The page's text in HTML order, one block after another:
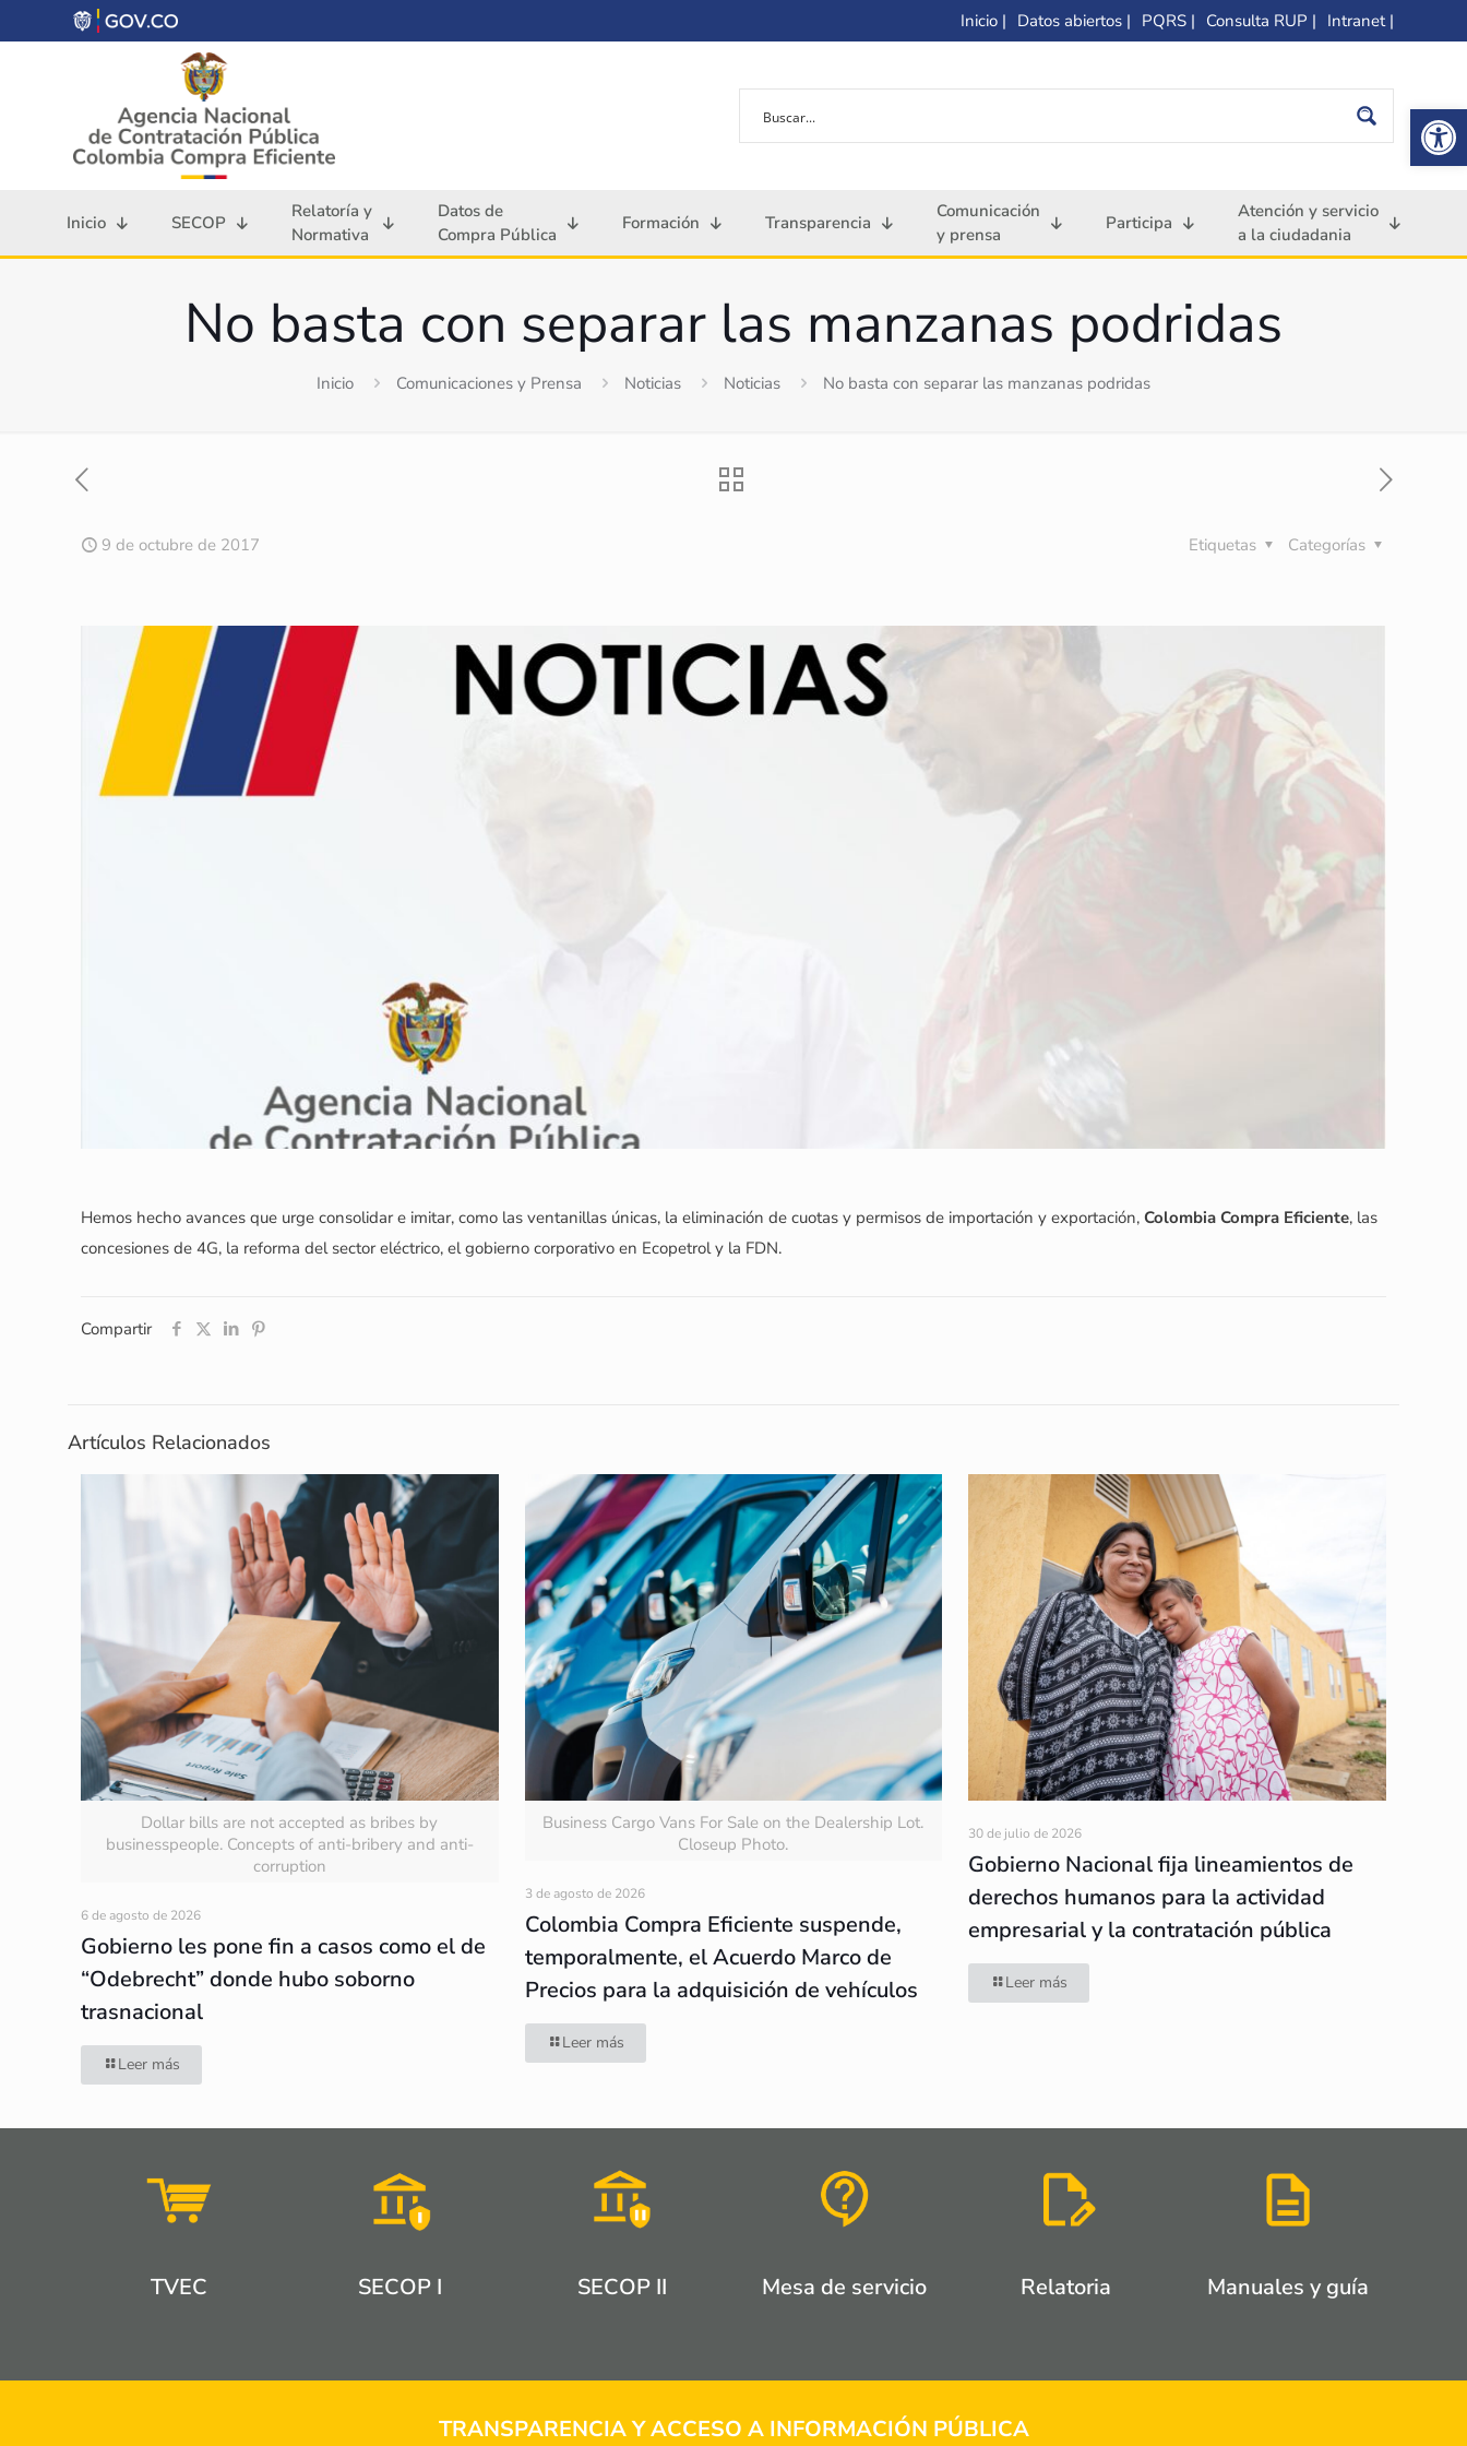
Inicio | Datos abiertos | PQRS | Consulta RUP | Intranet |
Inicio SECOP
Relatoría y
Normativa
Datos de
Compra Pública
Formación Transparencia
Comunicación
y prensa
Participa
Atención y servicio
a la ciudadania
No basta con separar las manzanas podridas
Inicio Comunicaciones y Prensa Noticias Noticias No basta con separar las manzanas podridas
9 de octubre de 2017 Categorías
Etiquetas
Hemos hecho avances que urge consolidar e imitar, como las ventanillas únicas, la eliminación de cuotas y permisos de importación y exportación,Colombia Compra Eficiente, las
concesiones de 4G, la reforma del sector eléctrico, el gobierno corporativo en Ecopetrol y la FDN.
Compartir
Artículos Relacionados
Dollar bills are not accepted as bribes by
businesspeople. Concepts of anti-bribery and anti-
corruption
6 de agosto de 2026
Gobierno les pone fin a casos como el de
“Odebrecht” donde hubo soborno
trasnacional
Leer más
Business Cargo Vans For Sale on the Dealership Lot.
Closeup Photo.
3 de agosto de 2026
Colombia Compra Eficiente suspende,
temporalmente, el Acuerdo Marco de
Precios para la adquisición de vehículos
Leer más
30 de julio de 2026
Gobierno Nacional fija lineamientos de
derechos humanos para la actividad
empresarial y la contratación pública
Leer más
TVEC SECOP I SECOP II Mesa de servicio Relatoria Manuales y guía
TRANSPARENCIA Y ACCESO A INFORMACIÓN PÚBLICA